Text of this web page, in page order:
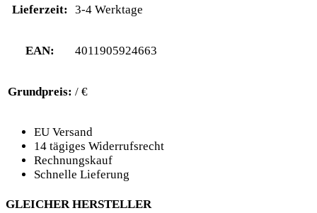
Lieferzeit: 3-4 Werktage
EAN: 4011905924663
Grundpreis: / €
EU Versand
14 tägiges Widerrufsrecht
Rechnungskauf
Schnelle Lieferung
GLEICHER HERSTELLER